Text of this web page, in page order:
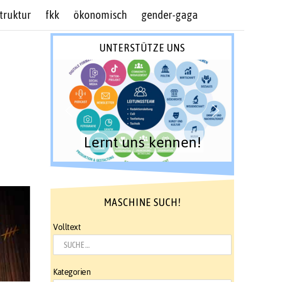
fkk ökonomisch gender-gaga
UNTERSTÜTZE UNS
Lernt uns kennen!
MASCHINE SUCH!
Volltext
Kategorien